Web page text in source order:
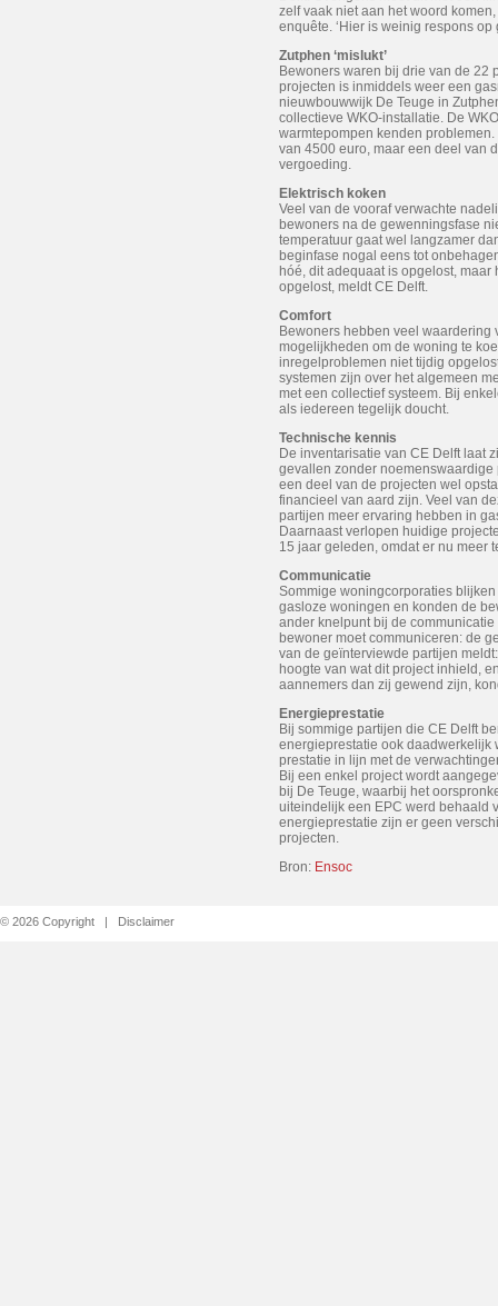
zelf vaak niet aan het woord
enquête. ‘Hier is weinig respons
Zutphen ‘mislukt’
Bewoners waren bij drie van de 22
projecten is inmiddels weer een
nieuwbouwwijk De Teuge in
collectieve WKO-installatie. De
warmtepompen kenden
van 4500 euro, maar een deel van
vergoeding.
Elektrisch koken
Veel van de vooraf verwachte
bewoners na de gewenningsfase
temperatuur gaat wel langzamer
beginfase nogal eens tot
hóé, dit adequaat is opgelost,
opgelost, meldt CE Delft.
Comfort
Bewoners hebben veel waardering
mogelijkheden om de woning te
inregelproblemen niet tijdig
systemen zijn over het algemeen
met een collectief systeem. Bij
als iedereen tegelijk doucht.
Technische kennis
De inventarisatie van CE Delft laat
gevallen zonder
een deel van de projecten wel
financieel van aard zijn. Veel van
partijen meer ervaring hebben in
Daarnaast verlopen huidige
15 jaar geleden, omdat er nu meer
Communicatie
Sommige woningcorporaties
gasloze woningen en konden de
ander knelpunt bij de
bewoner moet communiceren: de
van de geïnterviewde partijen
hoogte van wat dit project inhield,
aannemers dan zij gewend zijn,
Energieprestatie
Bij sommige partijen die CE Delft
energieprestatie ook daadwerkelijk
prestatie in lijn met de
Bij een enkel project wordt
bij De Teuge, waarbij het
uiteindelijk een EPC werd behaald
energieprestatie zijn er geen
projecten.
Bron: Ensoc
© 2026 Copyright | Disclaimer